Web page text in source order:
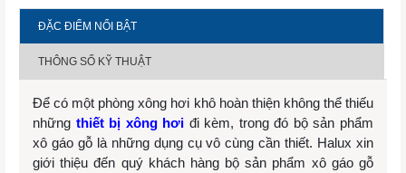
ĐẶC ĐIỂM NỔI BẬT
THÔNG SỐ KỸ THUẬT
Để có một phòng xông hơi khô hoàn thiện không thể thiếu
những thiết bị xông hơi đi kèm, trong đó bộ sản phẩm
xô gáo gỗ là những dụng cụ vô cùng cần thiết. Halux xin
giới thiệu đến quý khách hàng bộ sản phẩm xô gáo gỗ